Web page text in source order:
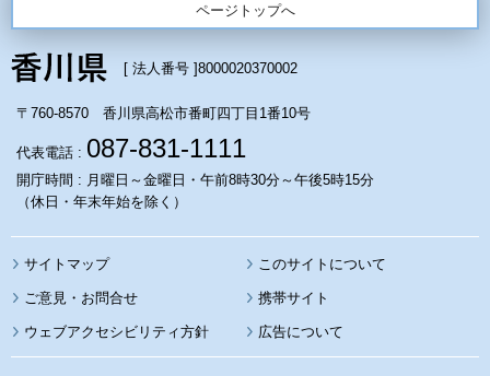
ページトップへ
[ 法人番号 ]8000020370002
〒760-8570 香川県高松市番町四丁目1番10号
代表電話 : 087-831-1111
開庁時間 : 月曜日～金曜日・午前8時30分～午後5時15分
（休日・年末年始を除く）
サイトマップ このサイトについて
携帯サイト
ウェブアクセシビリティ方針 広告について